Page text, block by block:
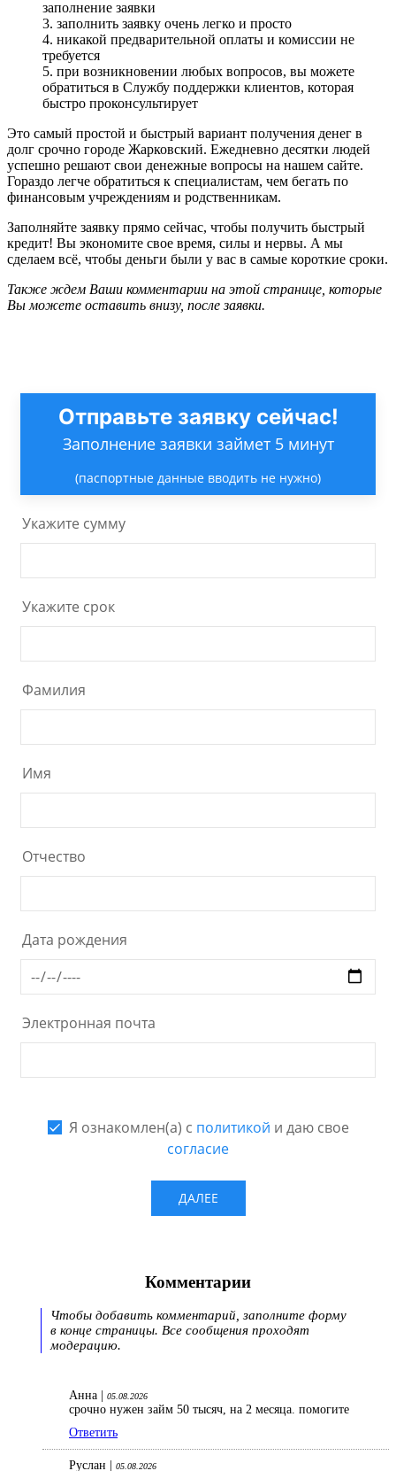
заполнение заявки
3. заполнить заявку очень легко и просто
4. никакой предварительной оплаты и комиссии не
требуется
5. при возникновении любых вопросов, вы можете
обратиться в Службу поддержки клиентов, которая
быстро проконсультирует
Это самый простой и быстрый вариант получения денег в
долг срочно городе Жарковский. Ежедневно десятки людей
успешно решают свои денежные вопросы на нашем сайте.
Гораздо легче обратиться к специалистам, чем бегать по
финансовым учреждениям и родственникам.
Заполняйте заявку прямо сейчас, чтобы получить быстрый
кредит! Вы экономите свое время, силы и нервы. А мы
сделаем всё, чтобы деньги были у вас в самые короткие сроки.
Также ждем Ваши комментарии на этой странице, которые
Вы можете оставить внизу, после заявки.
Комментарии
Чтобы добавить комментарий, заполните форму
в конце страницы. Все сообщения проходят
модерацию.
Анна | 05.08.2026
срочно нужен займ 50 тысяч, на 2 месяца. помогите
Ответить
Руслан | 05.08.2026